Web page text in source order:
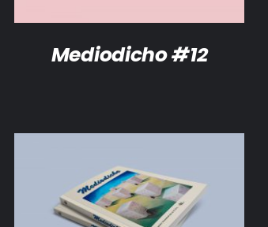
Mediodicho #12
AÑADIR AL CARRITO / DETALLES